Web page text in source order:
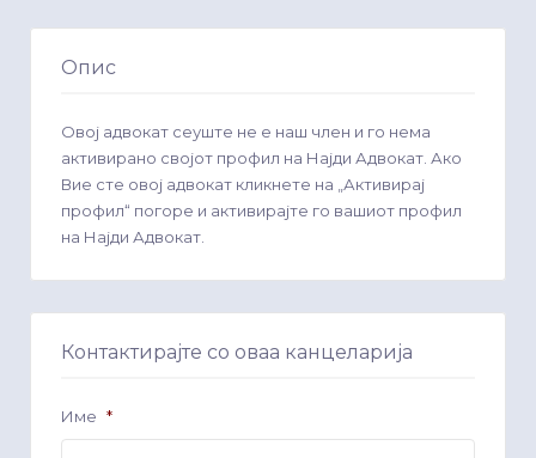
Опис
Овој адвокат сеуште не е наш член и го нема
активирано својот профил на Најди Адвокат. Ако
Вие сте овој адвокат кликнете на „Активирај
профил“ погоре и активирајте го вашиот профил
на Најди Адвокат.
Контактирајте со оваа канцеларија
Име *